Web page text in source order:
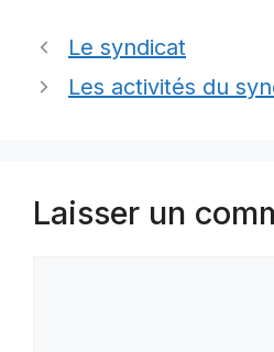
Le syndicat
Les activités du
Laisser un